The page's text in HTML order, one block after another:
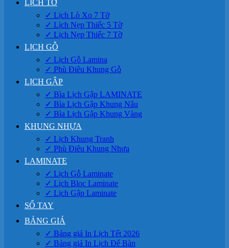
LỊCH TỜ
✓ Lịch Lò Xo 7 Tờ
✓ Lịch Nẹp Thiếc 5 Tờ
✓ Lịch Nẹp Thiếc 7 Tờ
LỊCH GỖ
✓ Lịch Gỗ Lamina
✓ Phù Điêu Khung Gỗ
LỊCH GẬP
✓ Bìa Lịch Gập LAMINATE
✓ Bìa Lịch Gập Khung Nâu
✓ Bìa Lịch Gập Khung Vàng
KHUNG NHỰA
✓ Lịch Khung Tranh
✓ Phù Điêu Khung Nhựa
LAMINATE
✓ Lịch Gỗ Laminate
✓ Lịch Bloc Laminate
✓ Lịch Gập Laminate
SỔ TAY
BẢNG GIÁ
✓ Bảng giá In Lịch Tết 2026
✓ Bảng giá In Lịch Để Bàn